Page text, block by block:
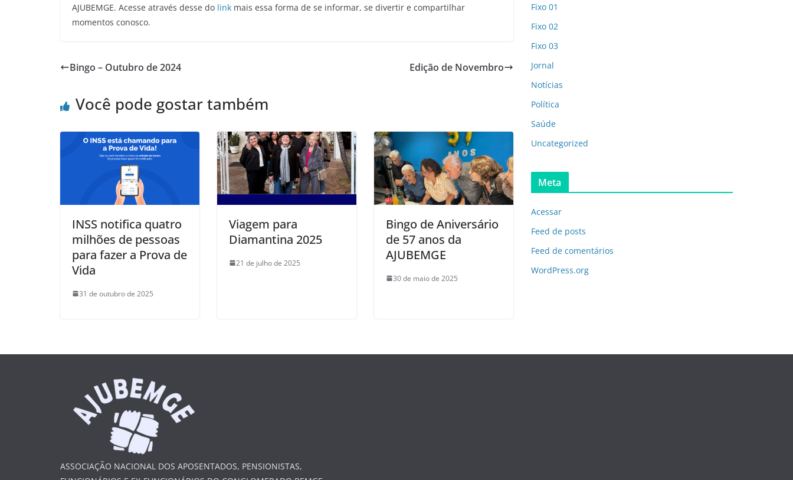
AJUBEMGE. Acesse através desse do link mais essa forma de se informar, se divertir e compartilhar
momentos conosco.
Bingo – Outubro de 2024 Edição de Novembro
Você pode gostar também
INSS notifica quatro
milhões de pessoas
para fazer a Prova de
Vida
31 de outubro de 2025
Viagem para
Diamantina 2025
21 de julho de 2025
Bingo de Aniversário
de 57 anos da
AJUBEMGE
30 de maio de 2025
Fixo 01
Fixo 02
Fixo 03
Jornal
Notícias
Política
Saúde
Uncategorized
Meta
Acessar
Feed de posts
Feed de comentários
WordPress.org
ASSOCIAÇÃO NACIONAL DOS APOSENTADOS, PENSIONISTAS,